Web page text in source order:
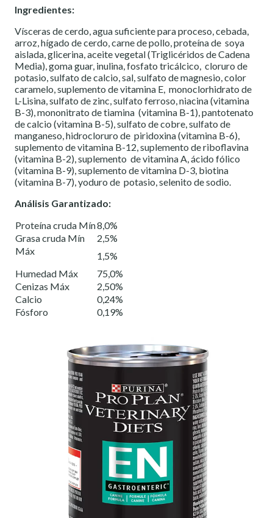
Ingredientes:
Vísceras de cerdo, agua suficiente para proceso, cebada,
arroz, hígado de cerdo, carne de pollo, proteína de soya
aislada, glicerina, aceite vegetal (Triglicéridos de Cadena
Media), goma guar, inulina, fosfato tricálcico, cloruro de
potasio, sulfato de calcio, sal, sulfato de magnesio, color
caramelo, suplemento de vitamina E, monoclorhidrato de
L-Lisina, sulfato de zinc, sulfato ferroso, niacina (vitamina
B-3), mononitrato de tiamina (vitamina B-1), pantotenato
de calcio (vitamina B-5), sulfato de cobre, sulfato de
manganeso, hidrocloruro de piridoxina (vitamina B-6),
suplemento de vitamina B-12, suplemento de riboflavina
(vitamina B-2), suplemento de vitamina A, ácido fólico
(vitamina B-9), suplemento de vitamina D-3, biotina
(vitamina B-7), yoduro de potasio, selenito de sodio.
Análisis Garantizado:
Proteína cruda Mín8,0%
Grasa cruda Mín
2,5%
Máx
1,5%
Humedad Máx
75,0%
Cenizas Máx
2,50%
Calcio
0,24%
Fósforo
0,19%